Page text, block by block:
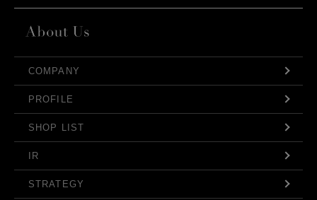
COMPANY
PROFILE
SHOP LIST
IR
STRATEGY